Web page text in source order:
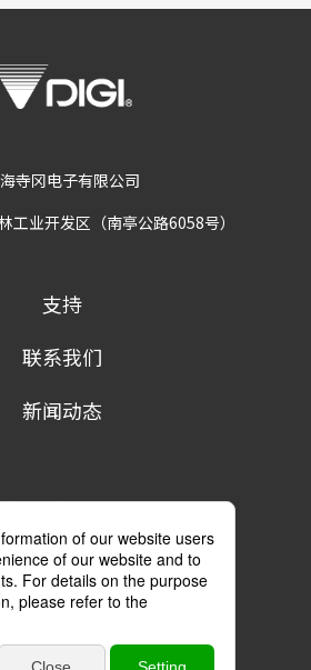
寺冈电子有限公司
工业开发区（南亭公路6058号）
支持
联系我们
新闻动态
政策 条款及条件 商标